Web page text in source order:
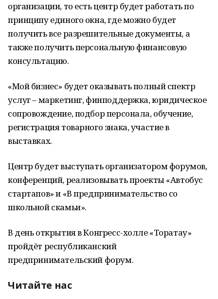
организации, то есть центр будет работать по
принципу единого окна, где можно будет
получить все разрешительные документы, а
также получить персональную финансовую
консультацию.
«Мой бизнес» будет оказывать полный спектр
услуг – маркетинг, финподдержка, юридическое
сопровождение, подбор персонала, обучение,
регистрация товарного знака, участие в
выставках.
Центр будет выступать организатором форумов,
конференций, реализовывать проекты «Автобус
стартапов» и «В предпринимательство со
школьной скамьи».
В день открытия в Конгресс-холле «Торатау»
пройдёт республиканский
предпринимательский форум.
Читайте нас